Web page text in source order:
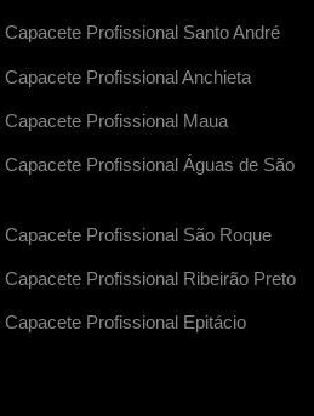
Profissional Santo André
Profissional Anchieta
Profissional Maua
Profissional Águas de São
Profissional São Roque
Profissional Ribeirão Preto
Profissional Epitácio